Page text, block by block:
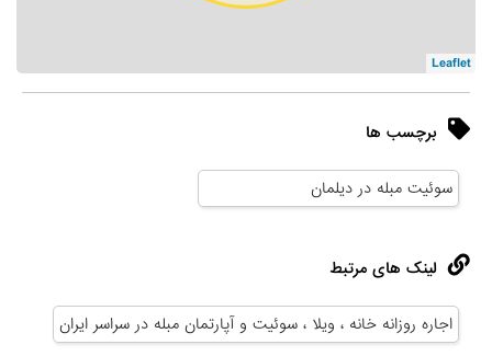
Leaflet
برچسب ها
سوئیت مبله در دیلمان
لینک های مرتبط
اجاره روزانه خانه ، ویلا ، سوئیت و آپارتمان مبله در سراسر ایران